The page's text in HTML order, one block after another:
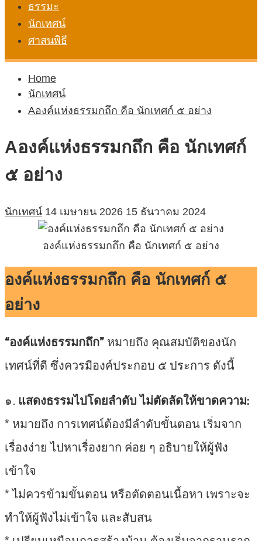
ธรรมะ
นักเทศน์
ศาสนพิธี
Home
นักเทศน์
Aองค์แห่งธรรมกถึก คือ นักเทศก์ ๕ อย่าง
Aองค์แห่งธรรมกถึก คือ นักเทศก์
๕ อย่าง
นักเทศน์ 14 เมษายน 2026 15 ธันวาคม 2024
องค์แห่งธรรมกถึก คือ นักเทศก์ ๕ อย่าง
องค์แห่งธรรมกถึก คือ นักเทศก์ ๕
อย่าง
“องค์แห่งธรรมกถึก”หมายถึง คุณสมบัติของนัก
เทศน์ที่ดี ซึ่งควรมีองค์ประกอบ ๕ ประการ ดังนี้
๑. แสดงธรรมไปโดยลำดับ ไม่ตัดลัดให้ขาดความ:
* หมายถึง การเทศน์ต้องมีลำดับขั้นตอน เริ่มจาก
เรื่องง่าย ไปหาเรื่องยาก ค่อย ๆ อธิบายให้ผู้ฟัง
เข้าใจ
* ไม่ควรข้ามขั้นตอน หรือตัดตอนเนื้อหา เพราะจะ
ทำให้ผู้ฟังไม่เข้าใจ และสับสน